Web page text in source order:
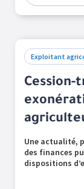
Exploitant
Cession-
Une actualité,
des finances
dispositions